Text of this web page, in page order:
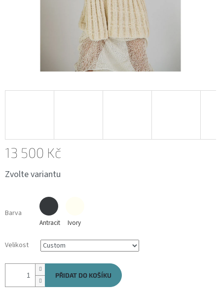
13 500 Kč
cena:
Zvolte variantu
Barva
Antracit Ivory
Velikost
PŘIDAT DO KOŠÍKU